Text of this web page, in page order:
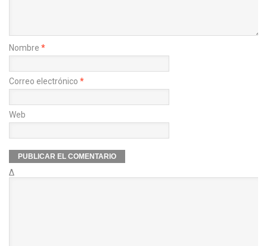
Nombre *
Correo electrónico *
Web
Δ